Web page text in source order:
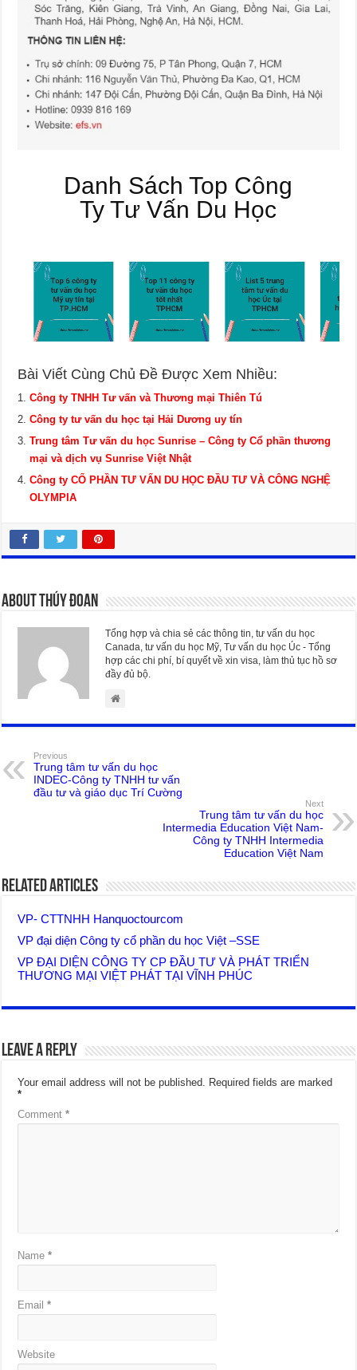
Danh Sách Top Công
Ty Tư Vấn Du Học
Bài Viết Cùng Chủ Đề Được Xem Nhiều:
Công ty TNHH Tư vấn và Thương mại Thiên Tú
Công ty tư vấn du học tại Hải Dương uy tín
Trung tâm Tư vấn du học Sunrise – Công ty Cổ phần thương
mại và dịch vụ Sunrise Việt Nhật
Công ty CỔ PHẦN TƯ VẤN DU HỌC ĐẦU TƯ VÀ CÔNG NGHỆ
OLYMPIA
About Thúy Đoan
Tổng hợp và chia sẻ các thông tin, tư vấn du học
Canada, tư vấn du học Mỹ, Tư vấn du học Úc - Tổng
hợp các chi phí, bí quyết về xin visa, làm thủ tục hồ sơ
đầy đủ bộ.
Previous
Trung tâm tư vấn du học
INDEC-Công ty TNHH tư vấn
đầu tư và giáo dục Trí Cường
Next
Trung tâm tư vấn du học
Intermedia Education Việt Nam-
Công ty TNHH Intermedia
Education Việt Nam
Related Articles
VP- CTTNHH Hanquoctourcom
VP đại diện Công ty cổ phần du học Việt –SSE
VP ĐẠI DIỆN CÔNG TY CP ĐẦU TƯ VÀ PHÁT TRIỂN
THƯƠNG MẠI VIỆT PHÁT TẠI VĨNH PHÚC
Leave a Reply
Your email address will not be published. Required fields are marked
*
Comment*
Name*
Email*
Website